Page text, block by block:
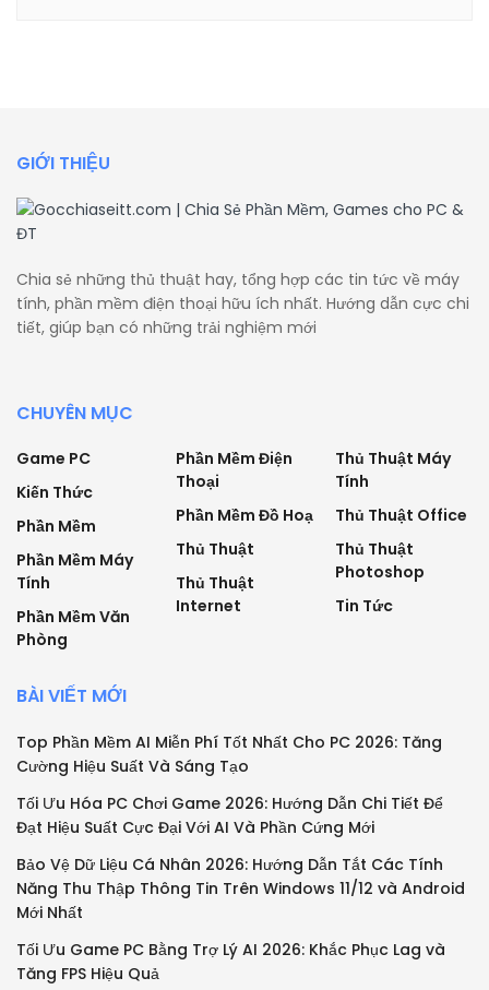
GIỚI THIỆU
Chia sẻ những thủ thuật hay, tổng hợp các tin tức về máy
tính, phần mềm điện thoại hữu ích nhất. Hướng dẫn cực chi
tiết, giúp bạn có những trải nghiệm mới
CHUYÊN MỤC
Game PC
Kiến Thức
Phần Mềm
Phần Mềm Máy
Tính
Phần Mềm Văn
Phòng
Phần Mềm Điện
Thoại
Phần Mềm Đồ Hoạ
Thủ Thuật
Thủ Thuật
Internet
Thủ Thuật Máy
Tính
Thủ Thuật Office
Thủ Thuật
Photoshop
Tin Tức
BÀI VIẾT MỚI
Top Phần Mềm AI Miễn Phí Tốt Nhất Cho PC 2026: Tăng
Cường Hiệu Suất Và Sáng Tạo
Tối Ưu Hóa PC Chơi Game 2026: Hướng Dẫn Chi Tiết Để
Đạt Hiệu Suất Cực Đại Với AI Và Phần Cứng Mới
Bảo Vệ Dữ Liệu Cá Nhân 2026: Hướng Dẫn Tắt Các Tính
Năng Thu Thập Thông Tin Trên Windows 11/12 và Android
Mới Nhất
Tối Ưu Game PC Bằng Trợ Lý AI 2026: Khắc Phục Lag và
Tăng FPS Hiệu Quả